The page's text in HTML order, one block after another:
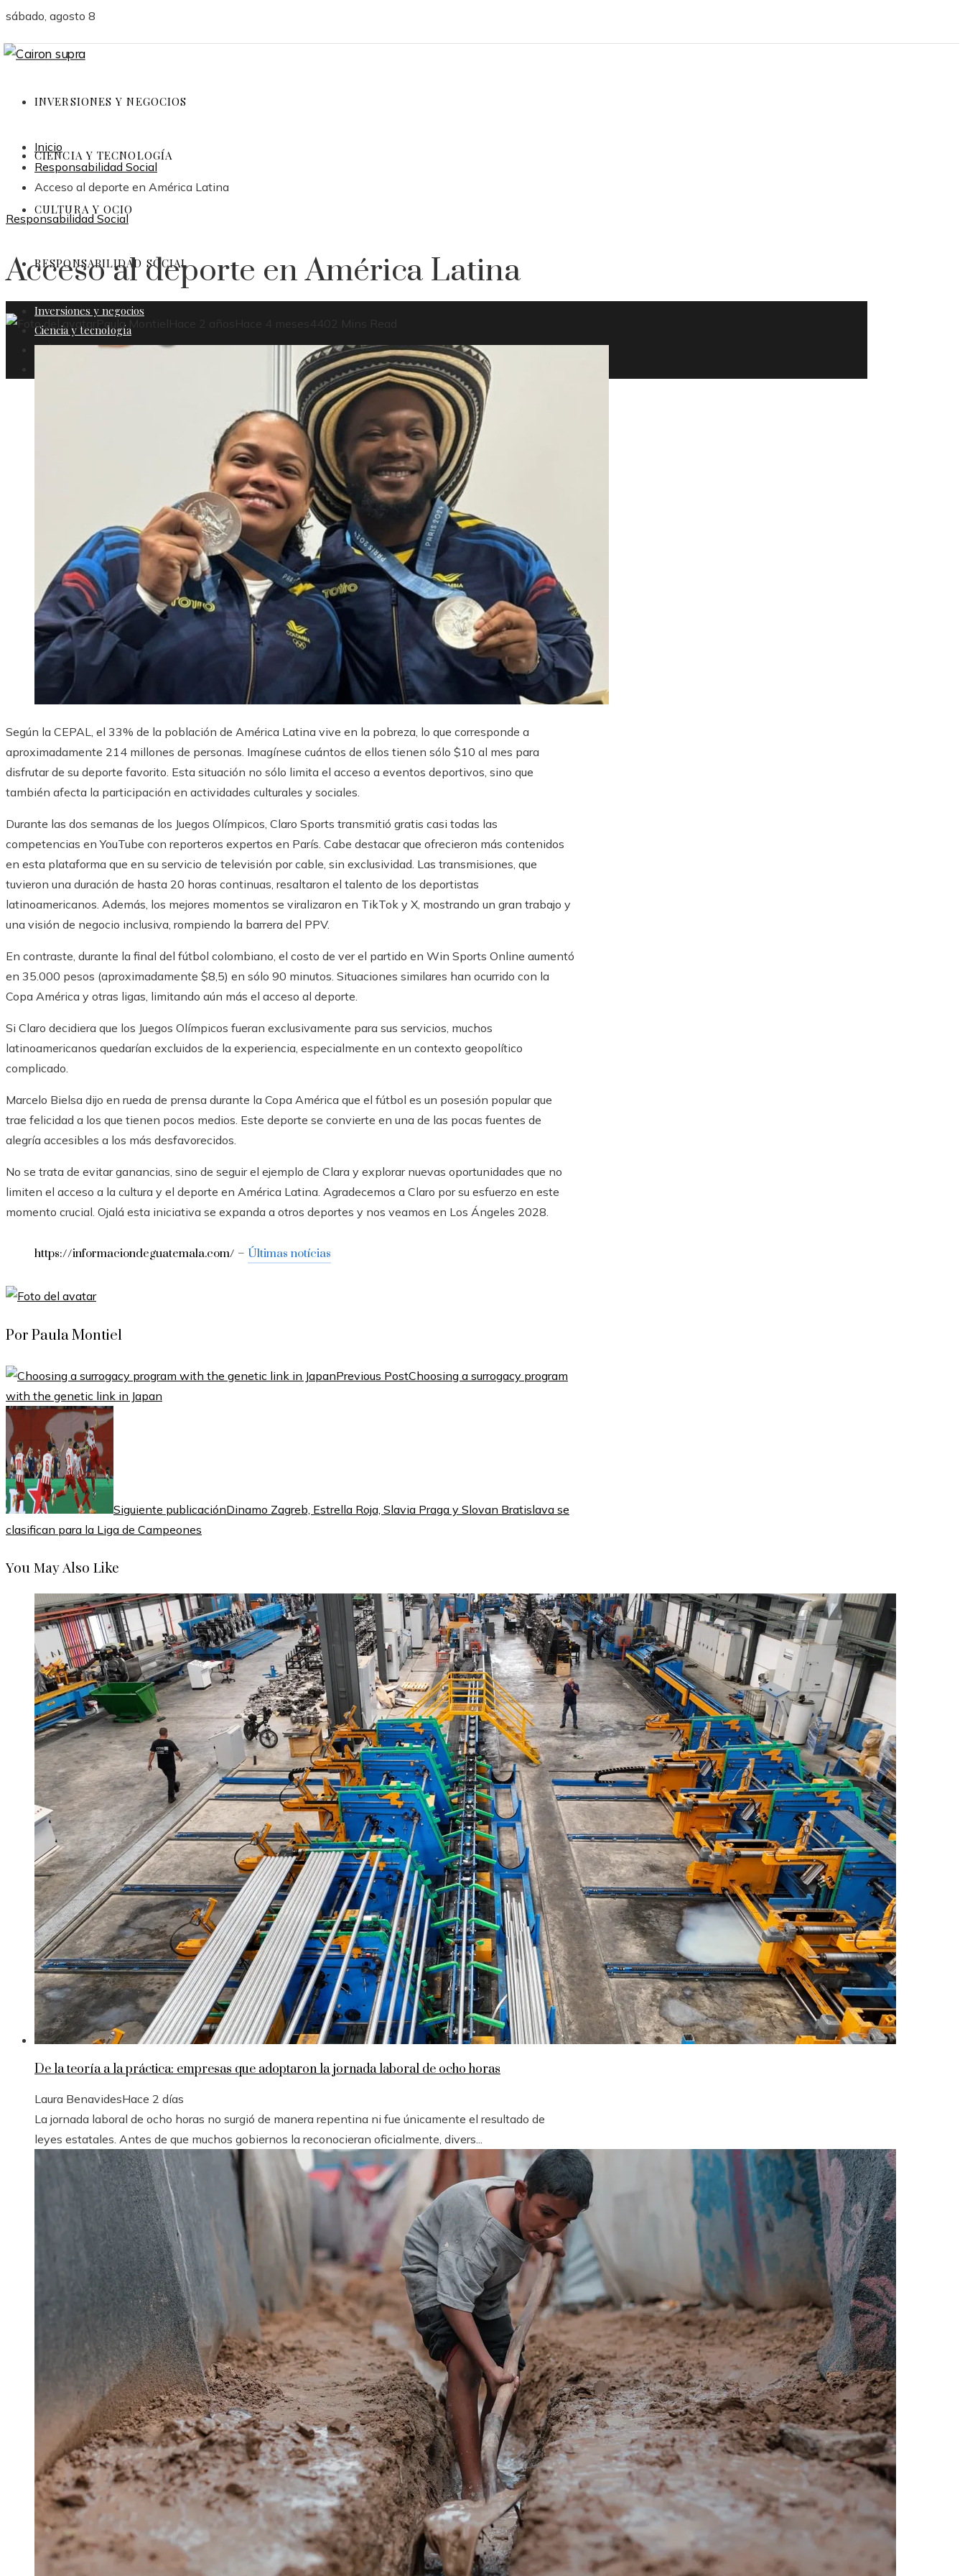
sábado, agosto 8
INVERSIONES Y NEGOCIOS
CIENCIA Y TECNOLOGÍA
CULTURA Y OCIO
RESPONSABILIDAD SOCIAL
Inversiones y negocios
Ciencia y tecnología
Cultura y ocio
Inicio
Responsabilidad Social
Acceso al deporte en América Latina
Responsabilidad Social
Acceso al deporte en América Latina
Paula Montiel Hace 2 años Hace 4 meses 2 Mins Read
Según la CEPAL, el 33% de la población de América Latina vive en la pobreza, lo que corresponde a
aproximadamente 214 millones de personas. Imagínese cuántos de ellos tienen sólo $10 al mes para
disfrutar de su deporte favorito. Esta situación no sólo limita el acceso a eventos deportivos, sino que
también afecta la participación en actividades culturales y sociales.
Durante las dos semanas de los Juegos Olímpicos, Claro Sports transmitió gratis casi todas las
competencias en YouTube con reporteros expertos en París. Cabe destacar que ofrecieron más contenidos
en esta plataforma que en su servicio de televisión por cable, sin exclusividad. Las transmisiones, que
tuvieron una duración de hasta 20 horas continuas, resaltaron el talento de los deportistas
latinoamericanos. Además, los mejores momentos se viralizaron en TikTok y X, mostrando un gran trabajo y
una visión de negocio inclusiva, rompiendo la barrera del PPV.
En contraste, durante la final del fútbol colombiano, el costo de ver el partido en Win Sports Online aumentó
en 35.000 pesos (aproximadamente $8,5) en sólo 90 minutos. Situaciones similares han ocurrido con la
Copa América y otras ligas, limitando aún más el acceso al deporte.
Si Claro decidiera que los Juegos Olímpicos fueran exclusivamente para sus servicios, muchos
latinoamericanos quedarían excluidos de la experiencia, especialmente en un contexto geopolítico
complicado.
Marcelo Bielsa dijo en rueda de prensa durante la Copa América que el fútbol es un posesión popular que
trae felicidad a los que tienen pocos medios. Este deporte se convierte en una de las pocas fuentes de
alegría accesibles a los más desfavorecidos.
No se trata de evitar ganancias, sino de seguir el ejemplo de Clara y explorar nuevas oportunidades que no
limiten el acceso a la cultura y el deporte en América Latina. Agradecemos a Claro por su esfuerzo en este
momento crucial. Ojalá esta iniciativa se expanda a otros deportes y nos veamos en Los Ángeles 2028.
https://informaciondeguatemala.com/ – Últimas notícias
Por Paula Montiel
Previous PostChoosing a surrogacy program
with the genetic link in Japan
Siguiente publicaciónDinamo Zagreb, Estrella Roja, Slavia Praga y Slovan Bratislava se
clasifican para la Liga de Campeones
You May Also Like
De la teoría a la práctica: empresas que adoptaron la jornada laboral de ocho horas
Laura BenavidesHace 2 días
La jornada laboral de ocho horas no surgió de manera repentina ni fue únicamente el resultado de
leyes estatales. Antes de que muchos gobiernos la reconocieran oficialmente, divers...